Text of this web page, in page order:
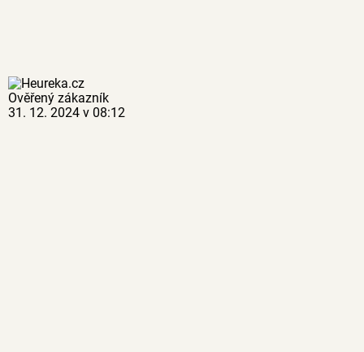
Ověřený zákazník
31. 12. 2024 v 08:12